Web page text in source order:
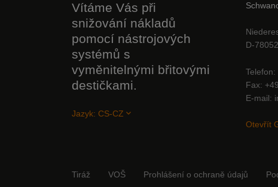
Vítáme Vás při
snižování nákladů
pomocí nástrojových
systémů s
vyměnitelnými břitovými
destičkami.
Jazyk: CS-CZ
D-
Telefon
Fax
E-mail
Otevřít
Tiráž VOŠ Prohlášení o ochraně údajů